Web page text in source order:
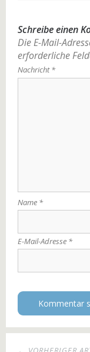
Schreibe einen
Die E-Mail-
erforderliche
Nachricht*
Name *
E-Mail-Adresse *